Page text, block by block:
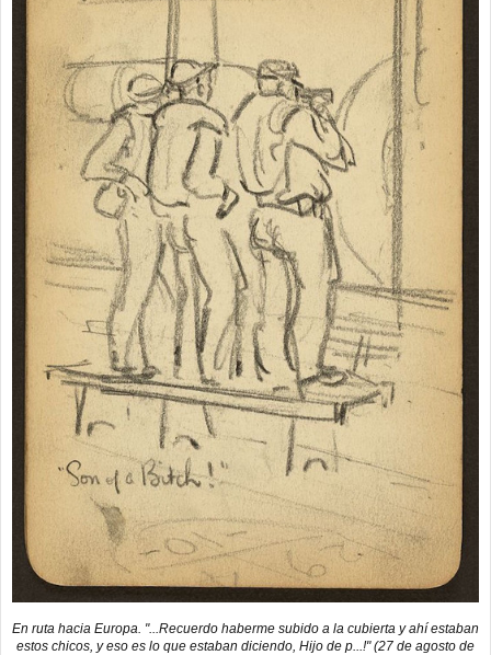
En ruta hacia Europa. "...Recuerdo haberme subido a la cubierta y ahí estaban
estos chicos, y eso es lo que estaban diciendo, Hijo de p...!" (27 de agosto de